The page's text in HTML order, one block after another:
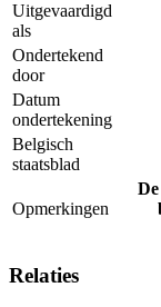
Uitgevaardigd
als
Ondertekend
door
Datum
ondertekening
Belgisch
staatsblad
Opmerkingen
Relaties